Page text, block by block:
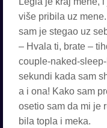
više pribila uz
sam je stegao uz
– Hvala ti, brate –
couple-naked-
sekundi kada sam
a i ona! Kako sam
osetio sam da mi je
bila topla i meka.